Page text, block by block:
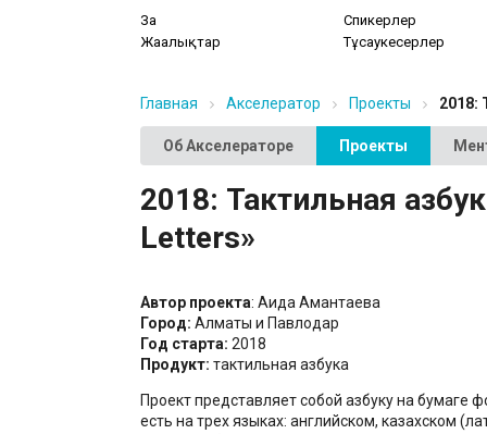
Заң
Жаңалықтар
Спикерлер
Тұсаукесерлер
Главная Акселератор Проекты 2018:
Об Акселераторе Проекты
2018: Тактильная
Letters»
Автор проекта: Аида Амантаева
Город: Алматы и Павлодар
Год старта: 2018
Продукт: тактильная азбука
Проект представляет собой азбуку на бумаге
есть на трех языках: английском, казахском